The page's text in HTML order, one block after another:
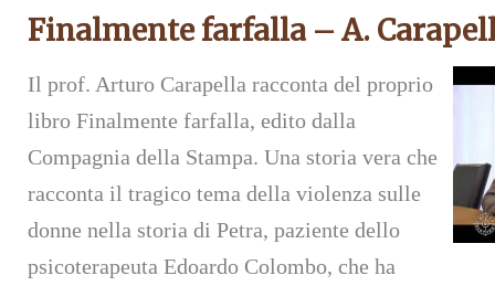
Finalmente farfalla – A.
Il prof. Arturo Carapella racconta del proprio
libro Finalmente farfalla, edito dalla
Compagnia della Stampa. Una storia vera che
racconta il tragico tema della violenza sulle
donne nella storia di Petra, paziente dello
psicoterapeuta Edoardo Colombo, che ha